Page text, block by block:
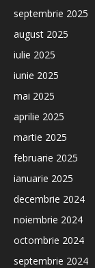
septembrie 2025
august 2025
iulie 2025
iunie 2025
mai 2025
aprilie 2025
martie 2025
februarie 2025
ianuarie 2025
decembrie 2024
noiembrie 2024
octombrie 2024
septembrie 2024